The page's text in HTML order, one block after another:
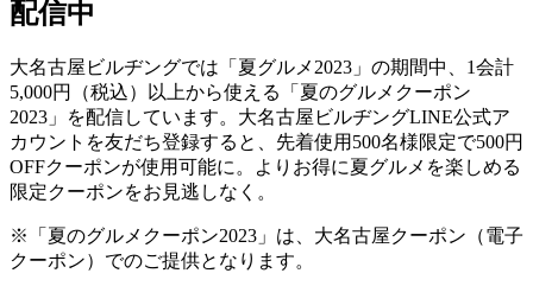
配信中
大名古屋ビルヂングでは「夏グルメ 2023 」の期間中、 1会計
5,000円（税込）以上から使える「夏のグルメクーポン
2023 」を配信しています。大名古屋ビルヂングLINE公式ア
カウントを友だち登録すると、先着使用 500名様限定で500円
OFFクーポンが使用可能に。よりお得に夏グルメを楽しめる
限定クーポンをお見逃しなく。
※「夏のグルメクーポン2023 」は、大名古屋クーポン（電子
クーポン）でのご提供となります。